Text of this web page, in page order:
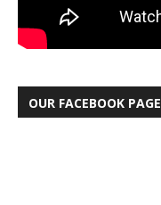
OUR FACEBOOK PAGE